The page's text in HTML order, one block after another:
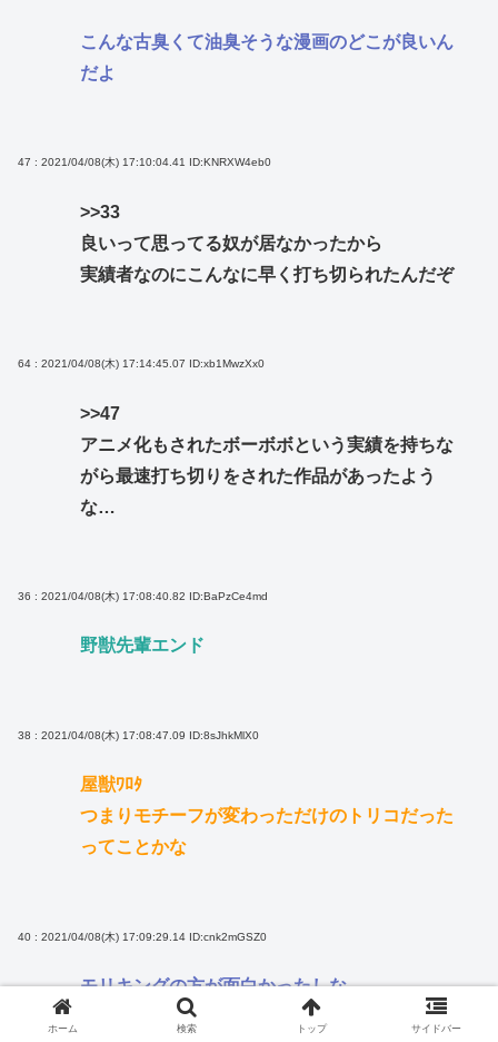
こんな古臭くて油臭そうな漫画のどこが良いん
だよ
47 : 2021/04/08(木) 17:10:04.41 ID:KNRXW4eb0
>>33
良いって思ってる奴が居なかったから
実績者なのにこんなに早く打ち切られたんだぞ
64 : 2021/04/08(木) 17:14:45.07 ID:xb1MwzXx0
>>47
アニメ化もされたボーボボという実績を持ちな
がら最速打ち切りをされた作品があったよう
な…
36 : 2021/04/08(木) 17:08:40.82 ID:BaPzCe4md
野獣先輩エンド
38 : 2021/04/08(木) 17:08:47.09 ID:8sJhkMlX0
屋獣ﾜﾛﾀ
つまりモチーフが変わっただけのトリコだった
ってことかな
40 : 2021/04/08(木) 17:09:29.14 ID:cnk2mGSZ0
モリキングの方が面白かったしな
ホーム 検索 トップ サイドバー